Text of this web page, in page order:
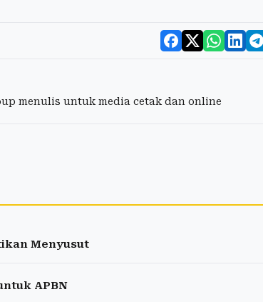
menulis untuk media cetak dan online
Menyusut
APBN